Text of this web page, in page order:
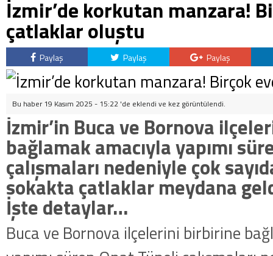
İzmir’de korkutan manzara!
çatlaklar oluştu
Paylaş Paylaş Paylaş
Bu haber 19 Kasım 2025 - 15:22 'de eklendi ve kez görüntülendi.
İzmir’in Buca ve Bornova
bağlamak amacıyla yapımı
çalışmaları nedeniyle çok
sokakta çatlaklar meydana
İşte detaylar…
Buca ve Bornova ilçelerini birbirine